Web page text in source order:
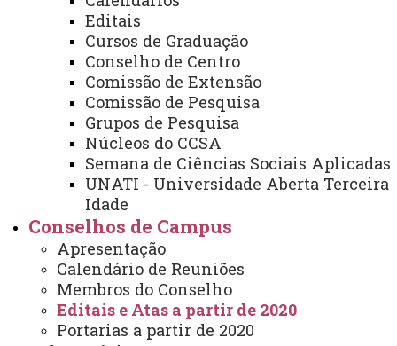
Editais
Cursos de Graduação
Conselho de Centro
Comissão de Extensão
Comissão de Pesquisa
Grupos de Pesquisa
Núcleos do CCSA
Semana de Ciências Sociais Aplicadas
UNATI - Universidade Aberta Terceira
Idade
Conselhos de Campus
Apresentação
Calendário de Reuniões
Membros do Conselho
Editais e Atas a partir de 2020
Portarias a partir de 2020
Corregedoria da Unioeste
Comunicação Social
Igualdade e Promoção Social
Sistema de Controle Interno, Integridade e Compliance
Relações Internacionais e Interinstitucionais
ÓRGÃO DE APOIO
Unioeste INOVA - Agência de Inovação da Unioeste
ÓRGÃOS SUPLEMENTARES
Coordenadoria de Concursos e Processos Seletivos
Editora